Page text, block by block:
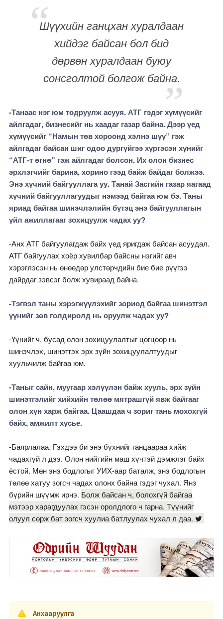
Шүүхийн ганцхан хуралдаан
хийдэг байсан бол бид
дөрвөн хуралдаан буюу
сонсголтой болгож байна.
-Танаас нэг юм тодруулж асууя. АТГ гэдэг хүмүүсийг
айлгадаг, бизнесийг нь хаадаг газар байна. Дээр үед
хүмүүсийг “Намын төв хороонд хэлнэ шүү” гэж
айлгадаг байсан шиг одоо дургүйгээ хүргэсэн хүнийг
“АТГ-т өгнө” гэж айлгадаг болсон. Их олон бизнес
эрхлэгчийг барина, хорино гээд байж байдаг болжээ.
Энэ хүчний байгууллага уу. Танай Засгийн газар яагаад
хүчний байгууллагуудыг нэмээд байгаа юм бэ. Таны
яриад байгаа шинэчлэлийн бүтэц энэ байгууллагын
үйл ажиллагааг зохицуулж чадах уу?
-Анх АТГ байгуулагдаж байх үед яригдаж байсан асуудал.
АТГ байгуулах хоёр хувилбар байсны нэгийг авч
хэрэглэсэн нь өнөөдөр улстөрчдийн бие бие рүүгээ
дайрдаг зэвсэг болж хувираад байна.
-Тэгвэл таны хэрэгжүүлэхийг зориод байгаа шинэтгэл
үүнийг зөв голдиролд нь оруулж чадах уу?
-Үүнийг ч, бусад олон зохицуулалтыг цогцоор нь
шинэчлэх, шинэтгэх эрх зүйн зохицуулалтуудыг
хуульчилж байгаа юм.
-Таныг сайн, муугаар хэлүүлэн байж хууль, эрх зүйн
шинэтгэлийг хийхийн төлөө мятрашгүй явж байгааг
олон хүн харж байгаа. Цаашдаа ч зориг тань мохохгүй
байх, амжилт хүсье.
-Баярлалаа. Гэхдээ би энэ бүхнийг ганцаараа хийж
чадахгүй л дээ. Олон нийтийн маш хүчтэй дэмжлэг байх
ёстой. Мөн энэ бодлогыг УИХ-аар баталж, энэ бодлогын
төлөө хатуу зогсч чадах олонх байна гэдэг чухал. Янз
бүрийн шүүмж ирнэ. Болж байсан ч, болохгүй байгаа
мэтээр харагдуулах гэсэн оролдлого ч гарна. Түүнийг
олуул сөрж бат зогсч хуулиа батлуулах чухал л даа.
Анхааруулга